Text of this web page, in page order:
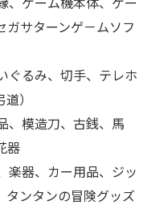
ガサターンゲ－ムソフ
ぐるみ、切手、テレホ
）
、模造刀、古銭、馬
器
楽器、カー用品、ジッ
タンタンの冒険グッズ